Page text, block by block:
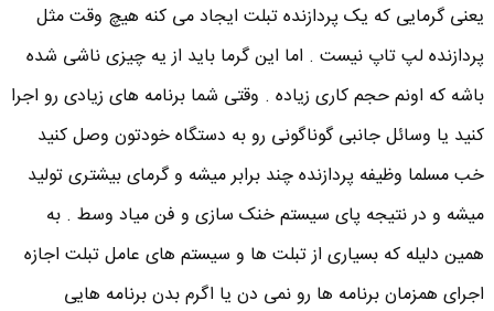
یعنی گرمایی که یک پردازنده تبلت ایجاد می کنه هیچ وقت مثل
پردازنده لپ تاپ نیست . اما این گرما باید از یه چیزی ناشی شده
باشه که اونم حجم کاری زیاده . وقتی شما برنامه های زیادی رو اجرا
کنید یا وسائل جانبی گوناگونی رو به دستگاه خودتون وصل کنید
خب مسلما وظیفه پردازنده چند برابر میشه و گرمای بیشتری تولید
میشه و در نتیجه پای سیستم خنک سازی و فن میاد وسط . به
همین دلیله که بسیاری از تبلت ها و سیستم های عامل تبلت اجازه
اجرای همزمان برنامه ها رو نمی دن یا اگرم بدن برنامه هایی